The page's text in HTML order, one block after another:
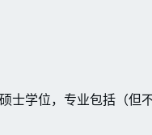
士学位，专业包括（但